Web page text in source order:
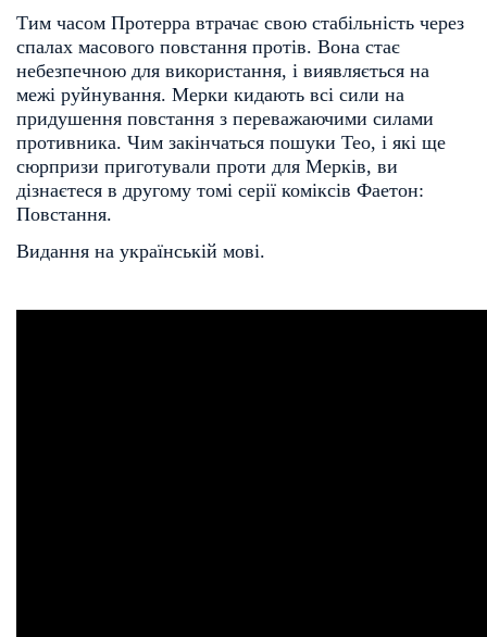
Тим часом Протерра втрачає свою стабільність через
спалах масового повстання протів. Вона стає
небезпечною для використання, і виявляється на
межі руйнування. Мерки кидають всі сили на
придушення повстання з переважаючими силами
противника. Чим закінчаться пошуки Тео, і які ще
сюрпризи приготували проти для Мерків, ви
дізнаєтеся в другому томі серії коміксів Фаетон:
Повстання.
Видання на українській мові.